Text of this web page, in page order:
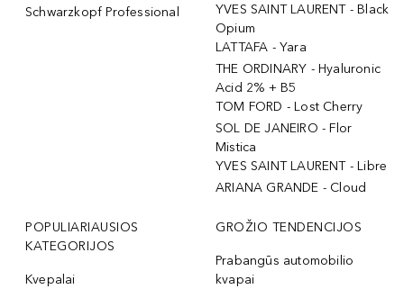
Schwarzkopf Professional
YVES SAINT LAURENT - Black
Opium
LATTAFA - Yara
THE ORDINARY - Hyaluronic
Acid 2% + B5
TOM FORD - Lost Cherry
SOL DE JANEIRO - Flor
Mistica
YVES SAINT LAURENT - Libre
ARIANA GRANDE - Cloud
POPULIARIAUSIOS
KATEGORIJOS
Kvepalai
GROŽIO TENDENCIJOS
Prabangūs automobilio
kvapai